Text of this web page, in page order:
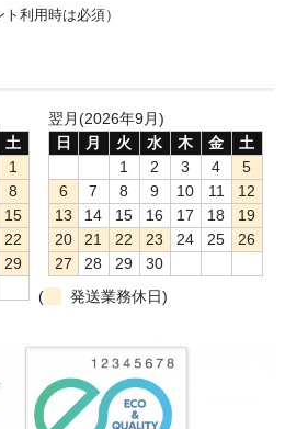
ト利用時は必須）
土
1
8
15
22
29
翌月(2026年9月)
日
月 火 水 木 金
土
1
2 3 4
5
6
7 8 9 10 11
12
13
14 15 16 17 18
19
20
21 22 23 24 25
26
27
28 29
30
(
発送業務休日)